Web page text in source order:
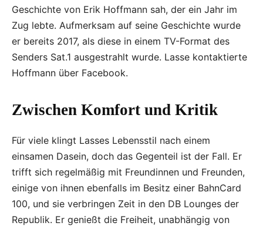
Geschichte von Erik Hoffmann sah, der ein Jahr im
Zug lebte. Aufmerksam auf seine Geschichte wurde
er bereits 2017, als diese in einem TV-Format des
Senders Sat.1 ausgestrahlt wurde. Lasse kontaktierte
Hoffmann über Facebook.
Zwischen Komfort und Kritik
Für viele klingt Lasses Lebensstil nach einem
einsamen Dasein, doch das Gegenteil ist der Fall. Er
trifft sich regelmäßig mit Freundinnen und Freunden,
einige von ihnen ebenfalls im Besitz einer BahnCard
100, und sie verbringen Zeit in den DB Lounges der
Republik. Er genießt die Freiheit, unabhängig von